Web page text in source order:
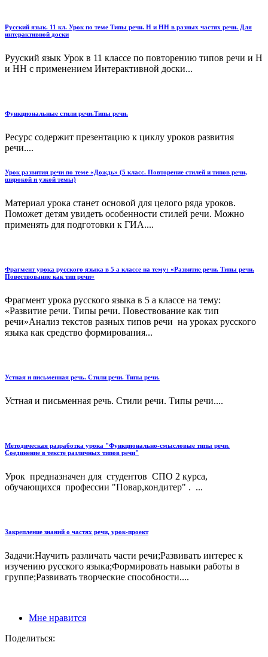
Русский язык. 11 кл. Урок по теме Типы речи. Н и НН в разных частях речи. Для
интерактивной доски
Рууский язык Урок в 11 классе по повторению типов речи и Н
и НН с применением Интерактивной доски...
Функциональные стили речи.Типы речи.
Ресурс содержит презентацию к циклу уроков развития
речи....
Урок развития речи по теме «Дождь» (5 класс. Повторение стилей и типов речи,
широкой и узкой темы)
Материал урока станет основой для целого ряда уроков.
Поможет детям увидеть особенности стилей речи. Можно
применять для подготовки к ГИА....
Фрагмент урока русского языка в 5 а классе на тему: «Развитие речи. Типы речи.
Повествование как тип речи»
Фрагмент урока русского языка в 5 а классе на тему:
«Развитие речи. Типы речи. Повествование как тип
речи»Анализ текстов разных типов речи на уроках русского
языка как средство формирования...
Устная и письменная речь. Стили речи. Типы речи.
Устная и письменная речь. Стили речи. Типы речи....
Методическая разработка урока "Функционально-смысловые типы речи.
Соединение в тексте различных типов речи"
Урок предназначен для студентов СПО 2 курса,
обучающихся профессии "Повар,кондитер" . ...
Закрепление знаний о частях речи, урок-проект
Задачи:Научить различать части речи;Развивать интерес к
изучению русского языка;Формировать навыки работы в
группе;Развивать творческие способности....
Мне нравится
Поделиться: